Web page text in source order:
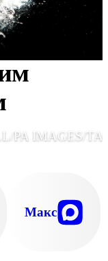
не
PA IMAGES/
Макс